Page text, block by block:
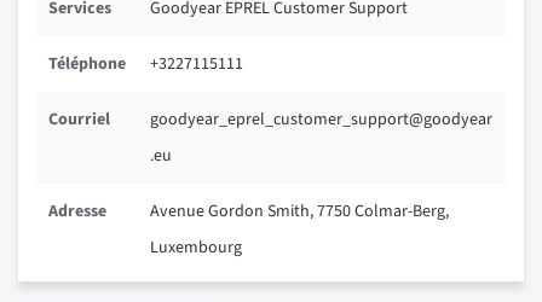
Services Goodyear EPREL Customer Support
Téléphone +3227115111
Courriel
goodyear_eprel_customer_support@goodyear
.eu
Adresse
Avenue Gordon Smith, 7750 Colmar-Berg,
Luxembourg